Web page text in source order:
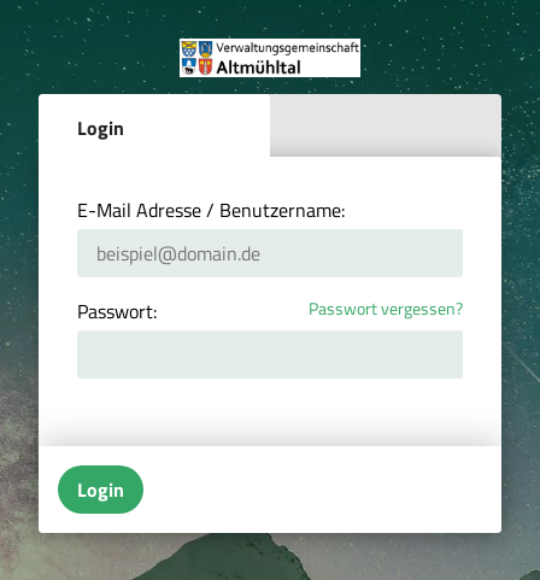
Login
E-Mail Adresse / Benutzername:
Passwort: Passwort vergessen?
Login